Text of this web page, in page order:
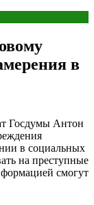
в
Госдумы Антон
в социальных
на преступные
смогут